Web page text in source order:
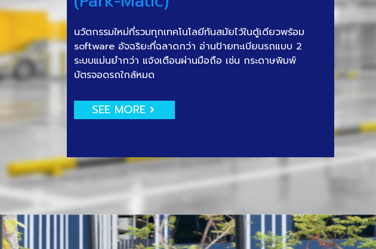
นวัตกรรมใหม่ที่รวมทุกเทคโนโลยีทันสมัยไว้ในตู้เดียวพร้อม
software อัจฉริยะที่ฉลาดกว่า อ่านป้ายทะเบียนรถแบบ 2
ระบบแม่นยำกว่า แจ้งเตือนผ่านมือถือ เช่น กระดาษพิมพ์
บัตรจอดรถใกล้หมด
SEE MORE